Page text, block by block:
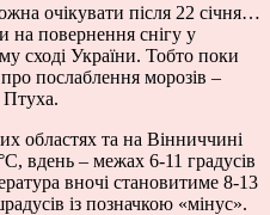
очікувати після 22 січня…
на повернення снігу у
сході України. Тобто поки
послаблення морозів –
Птуха.
областях та на Вінниччині
вдень – межах 6-11 градусів
вночі становитиме 8-13
із позначкою «мінус».